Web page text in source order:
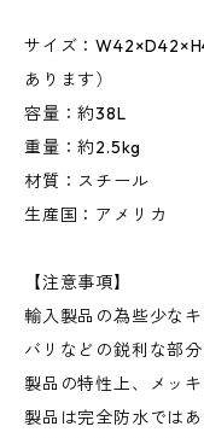
サイズ：
あります）
容量：約38L
重量：約2.5kg
材質：スチール
生産国：アメリカ
【注意事項】
輸入製品の為些少な
バリなどの鋭利な部
製品の特性上、メッ
製品は完全防水ではあ